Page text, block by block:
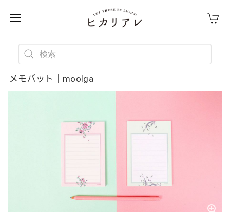
メモパット｜moolga